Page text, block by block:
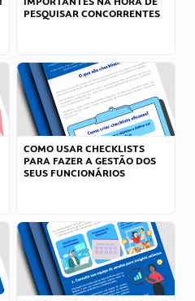
PESQUISAR CONCORRENTES
COMO USAR CHECKLISTS
PARA FAZER A GESTÃO DOS
SEUS FUNCIONÁRIOS